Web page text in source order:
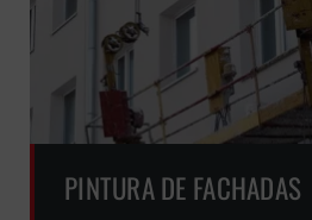
PINTURA DE FACHADAS